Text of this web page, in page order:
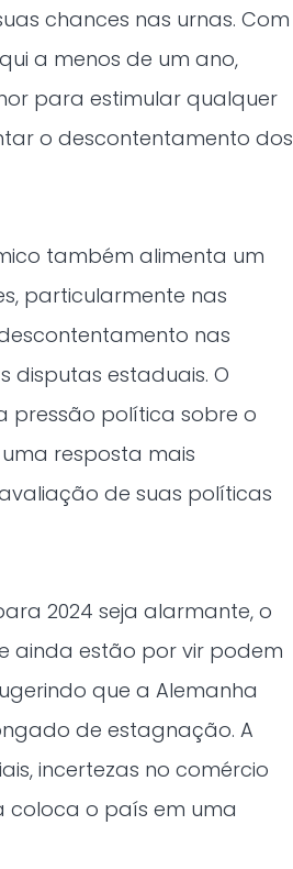
chances nas urnas. Com
a menos de um ano,
para estimular qualquer
o descontentamento dos
também alimenta um
particularmente nas
nas
disputas estaduais. O
pressão política sobre o
resposta mais
de suas políticas
2024 seja alarmante, o
ainda estão por vir podem
que a Alemanha
de estagnação. A
incertezas no comércio
coloca o país em uma